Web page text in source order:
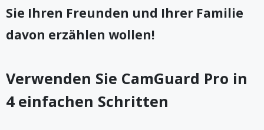
Sie Ihren Freunden und Ihrer Familie
davon erzählen wollen!
Verwenden Sie CamGuard Pro in
4 einfachen Schritten